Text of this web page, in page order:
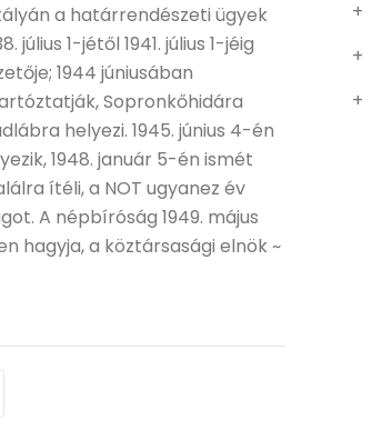
a határrendészeti ügyek
július 1-jétől 1941. július 1-jéig
1944 júniusában
Sopronkőhidára
helyezi. 1945. június 4-én
1948. január 5-én ismét
ítéli, a NOT ugyanez év
A népbíróság 1949. május
hagyja, a köztársasági elnök ~